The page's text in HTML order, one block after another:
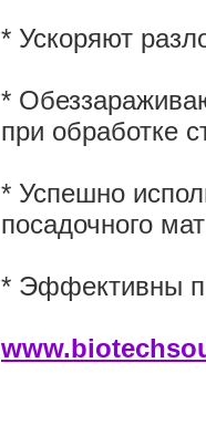
* Ускоряют
*
при обработке
* Успешно
посадочного
* Эффективны